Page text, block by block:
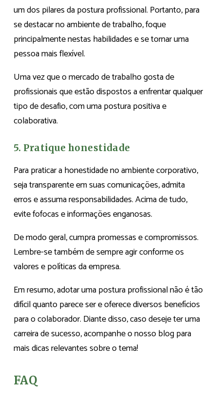
um dos pilares da postura profissional. Portanto, para
se destacar no ambiente de trabalho, foque
principalmente nestas habilidades e se tornar uma
pessoa mais flexível.
Uma vez que o mercado de trabalho gosta de
profissionais que estão dispostos a enfrentar qualquer
tipo de desafio, com uma postura positiva e
colaborativa.
5. Pratique honestidade
Para praticar a honestidade no ambiente corporativo,
seja transparente em suas comunicações, admita
erros e assuma responsabilidades. Acima de tudo,
evite fofocas e informações enganosas.
De modo geral, cumpra promessas e compromissos.
Lembre-se também de sempre agir conforme os
valores e políticas da empresa.
Em resumo, adotar uma postura profissional não é tão
difícil quanto parece ser e oferece diversos benefícios
para o colaborador. Diante disso, caso deseje ter uma
carreira de sucesso, acompanhe o nosso blog para
mais dicas relevantes sobre o tema!
FAQ